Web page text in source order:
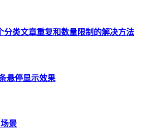
分类文章重复和数量限制的解决方法
悬停显示效果
景